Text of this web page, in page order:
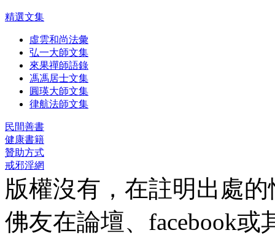
精選文集
虛雲和尚法彙
弘一大師文集
來果禪師語錄
馮馮居士文集
圓瑛大師文集
律航法師文集
民間善書
健康書籍
贊助方式
戒邪淫網
版權沒有，在註明出處
佛友在論壇、facebook